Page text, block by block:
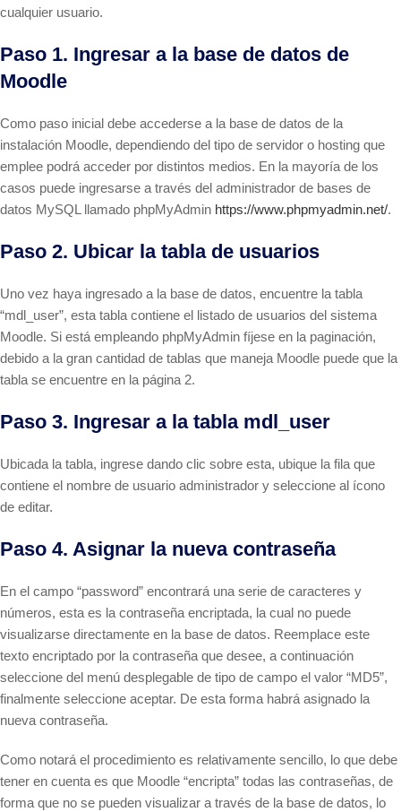
cualquier usuario.
Paso 1. Ingresar a la base de datos de
Moodle
Como paso inicial debe accederse a la base de datos de la
instalación Moodle, dependiendo del tipo de servidor o hosting que
emplee podrá acceder por distintos medios. En la mayoría de los
casos puede ingresarse a través del administrador de bases de
datos MySQL llamado phpMyAdmin https://www.phpmyadmin.net/.
Paso 2. Ubicar la tabla de usuarios
Uno vez haya ingresado a la base de datos, encuentre la tabla
“mdl_user”, esta tabla contiene el listado de usuarios del sistema
Moodle. Si está empleando phpMyAdmin fíjese en la paginación,
debido a la gran cantidad de tablas que maneja Moodle puede que la
tabla se encuentre en la página 2.
Paso 3. Ingresar a la tabla mdl_user
Ubicada la tabla, ingrese dando clic sobre esta, ubique la fila que
contiene el nombre de usuario administrador y seleccione al ícono
de editar.
Paso 4. Asignar la nueva contraseña
En el campo “password” encontrará una serie de caracteres y
números, esta es la contraseña encriptada, la cual no puede
visualizarse directamente en la base de datos. Reemplace este
texto encriptado por la contraseña que desee, a continuación
seleccione del menú desplegable de tipo de campo el valor “MD5”,
finalmente seleccione aceptar. De esta forma habrá asignado la
nueva contraseña.
Como notará el procedimiento es relativamente sencillo, lo que debe
tener en cuenta es que Moodle “encripta” todas las contraseñas, de
forma que no se pueden visualizar a través de la base de datos, lo